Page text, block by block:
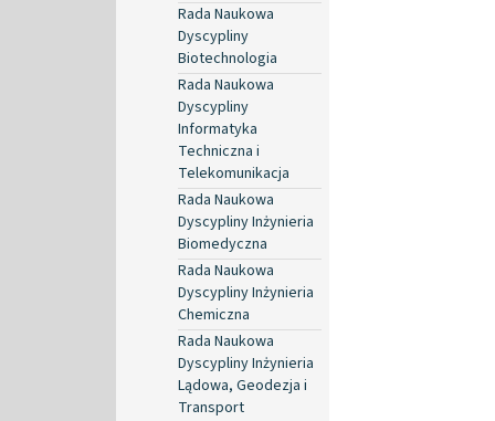
Rada Naukowa
Dyscypliny
Biotechnologia
Rada Naukowa
Dyscypliny
Informatyka
Techniczna i
Telekomunikacja
Rada Naukowa
Dyscypliny Inżynieria
Biomedyczna
Rada Naukowa
Dyscypliny Inżynieria
Chemiczna
Rada Naukowa
Dyscypliny Inżynieria
Lądowa, Geodezja i
Transport